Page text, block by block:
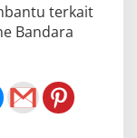
terkait
Bandara